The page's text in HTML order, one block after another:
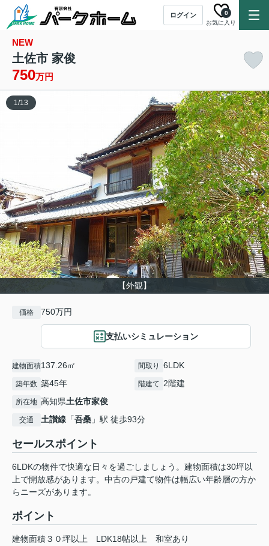
ログイン
お気に入り
0
NEW
土佐市 家俊
750万円
【外観】
1/13
価格 750万円
支払いシミュレーション
建物面積137.26㎡ 間取り 6LDK
築年数 築45年 階建て 2階建
所在地 高知県土佐市家俊
交通 土讃線 「吾桑 」駅 徒歩93分
セールスポイント
6LDKの物件で快適な日々を過ごしましょう。建物面積は30坪以
上で開放感があります。中古の戸建て物件は幅広い年齢層の方か
らニーズがあります。
ポイント
建物面積３０坪以上 LDK18帖以上 和室あり